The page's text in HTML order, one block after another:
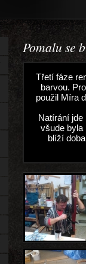
Pomalu se
Třetí fáze
barvou.
použil Míra
Natírání jde
všude byla
blíží